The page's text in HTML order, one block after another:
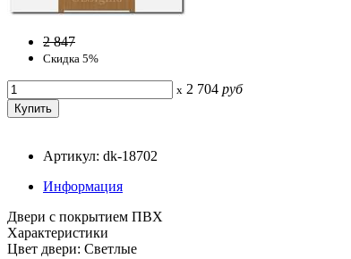
2 847
Скидка 5%
x 2 704 руб
Артикул: dk-18702
Информация
Двери с покрытием ПВХ
Характеристики
Цвет двери: Светлые